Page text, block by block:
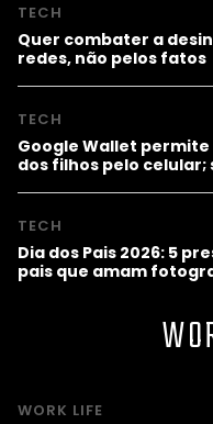
TECH
Quer combater a
redes, não pelos fatos
TECH
Google Wallet
dos filhos pelo
TECH
Dia dos Pais 2026: 5
pais que amam
WORK LIFE